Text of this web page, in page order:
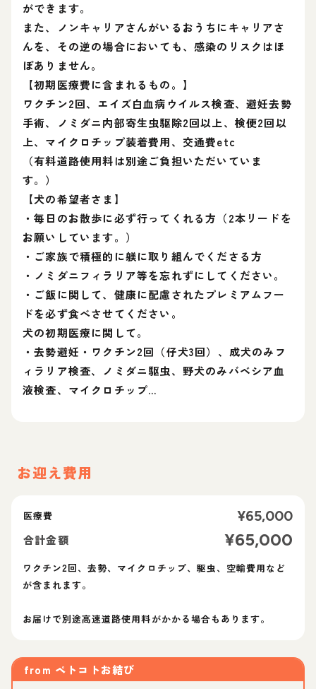
ができます。
また、ノンキャリアさんがいるおうちにキャリアさ
んを、その逆の場合においても、感染のリスクはほ
ぼありません。
【初期医療費に含まれるもの。】
ワクチン2回、エイズ白血病ウイルス検査、避妊去勢
手術、ノミダニ内部寄生虫駆除2回以上、検便2回以
上、マイクロチップ装着費用、交通費etc
（有料道路使用料は別途ご負担いただいていま
す。）
【犬の希望者さま】
・毎日のお散歩に必ず行ってくれる方（2本リードを
お願いしています。）
・ご家族で積極的に躾に取り組んでくださる方
・ノミダニフィラリア等を忘れずにしてください。
・ご飯に関して、健康に配慮されたプレミアムフー
ドを必ず食べさせてください。
犬の初期医療に関して。
・去勢避妊・ワクチン2回（仔犬3回）、成犬のみフ
ィラリア検査、ノミダニ駆虫、野犬のみバベシア血
液検査、マイクロチップ…
お迎え費用
医療費 ¥65,000
合計金額 ¥65,000
ワクチン2回、去勢、マイクロチップ、駆虫、空輸費用など
が含まれます。
お届けで別途高速道路使用料がかかる場合もあります。
from ペトコトお結び